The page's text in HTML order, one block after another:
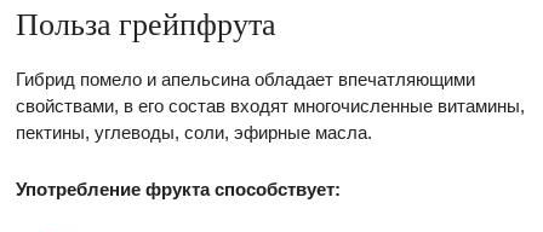
Польза грейпфрута
Гибрид помело и апельсина обладает впечатляющими
свойствами, в его состав входят многочисленные витамины,
пектины, углеводы, соли, эфирные масла.
Употребление фрукта способствует: